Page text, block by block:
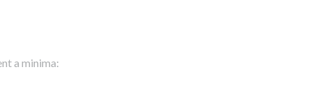
a minima: